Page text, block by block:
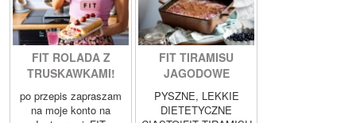
FIT ROLADA Z
TRUSKAWKAMI!
po przepis zapraszam
na moje konto na
FIT TIRAMISU
JAGODOWE
PYSZNE, LEKKIE
DIETETYCZNE